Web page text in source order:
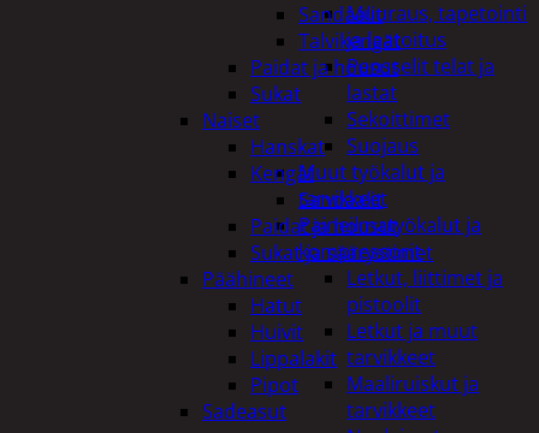
Muuraus, tapetointi
ja laatoitus
Pensselit telat ja
lastat
Sekoittimet
Suojaus
Muut työkalut ja
tarvikkeet
Paineilmatyökalut ja
kompressorit
Letkut, liittimet ja
pistoolit
Letkut ja muut
tarvikkeet
Maaliruiskut ja
tarvikkeet
Sandaalit
Talvikengät
Paidat ja housut
Sukat
Naiset
Hanskat
Kengät
Sandaalit
Paidat ja housut
Sukat ja säärystimet
Päähineet
Hatut
Huivit
Lippalakit
Pipot
Sadeasut